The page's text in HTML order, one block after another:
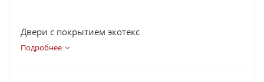
Двери с покрытием экотекс
Подробнее